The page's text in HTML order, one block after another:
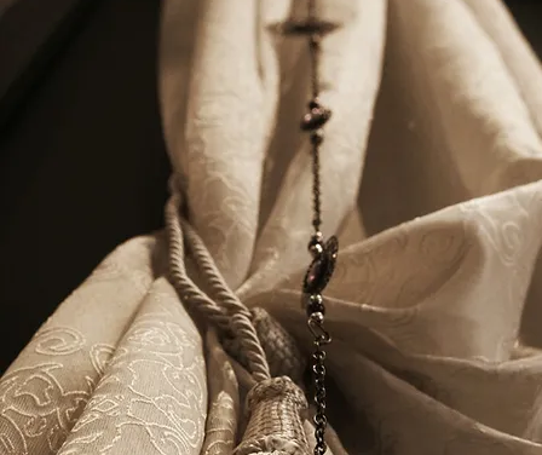
営業時間・お問い合わ
営業時間：午前10：00～午後6：00
(ランチ：午前11：00〜午後2：00）
定休日 ：土日・祝日
北海道札幌市中央区北４条西6丁目1-3 北4条ビルB1F ( map
電話：011-231-0433
Fax：011-887-8112